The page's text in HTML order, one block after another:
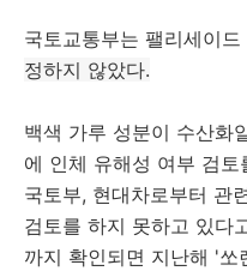
국토교통부는 팰리세이
정하지 않았다.
백색 가루 성분이 수산화
에 인체 유해성 여부 검
국토부, 현대차로부터 관
검토를 하지 못하고 있다
까지 확인되면 지난해 '